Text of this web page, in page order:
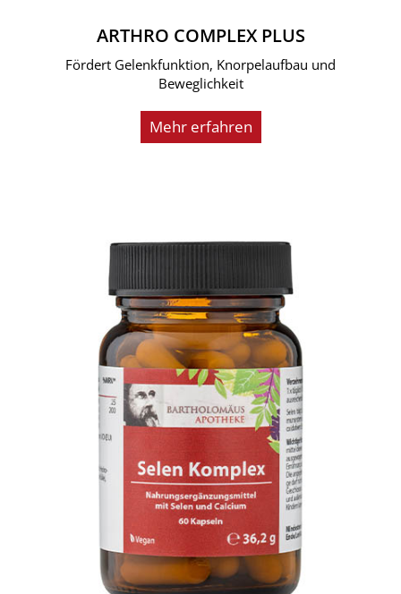
ARTHRO COMPLEX PLUS
Fördert Gelenkfunktion, Knorpelaufbau und
Beweglichkeit
Mehr erfahren